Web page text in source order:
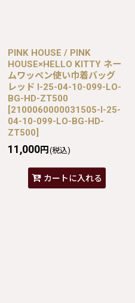
PINK HOUSE / PINK
HOUSE×HELLO KITTY ネー
ムワッペン使い巾着バッグ
レッド I-25-04-10-099-LO-
BG-HD-ZT500
[2100060000031505-I-25-
04-10-099-LO-BG-HD-
ZT500]
11,000円 (税込)
カートに入れる